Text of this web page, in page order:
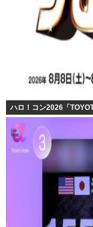
ハロ！コン2026「